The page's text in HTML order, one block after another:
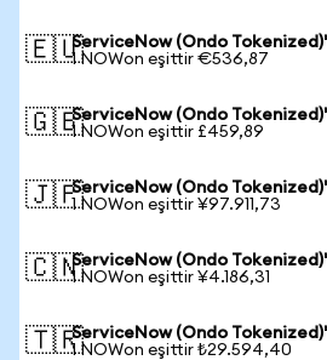
🇪🇺ServiceNow (Ondo
1 NOWon eşittir €536,87
🇬🇧ServiceNow (Ondo
1 NOWon eşittir £459,89
🇯🇵ServiceNow (Ondo
1 NOWon eşittir ¥97.911,73
🇨🇳ServiceNow (Ondo
1 NOWon eşittir ¥4.186,31
🇹🇷ServiceNow (Ondo
1 NOWon eşittir ₺29.594,40